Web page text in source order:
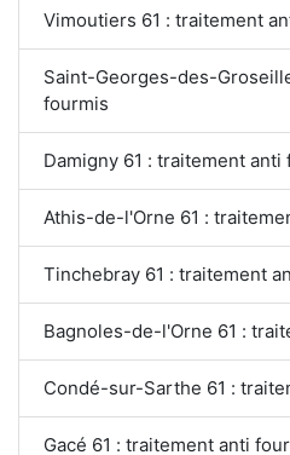
Vimoutiers 61 : traitement
Saint-Georges-des-
fourmis
Damigny 61 : traitement anti
Athis-de-l'Orne 61 :
Tinchebray 61 : traitement
Bagnoles-de-l'Orne 61 :
Condé-sur-Sarthe 61 :
Gacé 61 : traitement anti